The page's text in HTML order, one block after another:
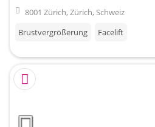
8001 Zürich, Zürich, Schweiz
Brustvergrößerung
Facelift